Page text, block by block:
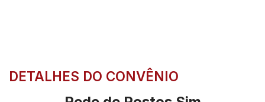
DETALHES DO CONVÊNIO